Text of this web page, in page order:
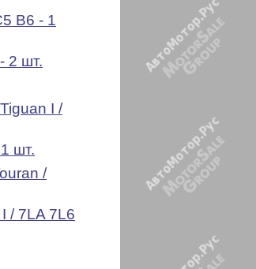
B6 - 1
2 шт.
I /
шт.
/
/ 7LA 7L6